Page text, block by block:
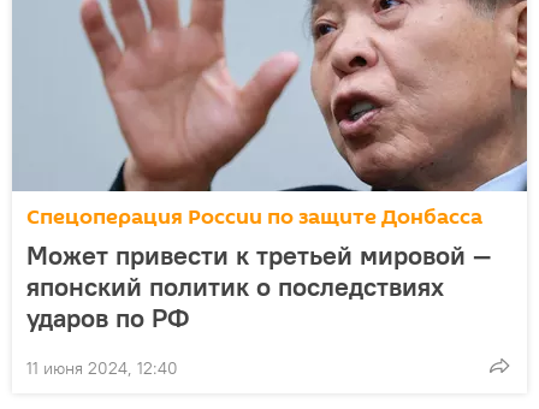
Спецоперация России по защите Донбасса
Может привести к третьей мировой —
японский политик о последствиях
ударов по РФ
11 июня 2024, 12:40